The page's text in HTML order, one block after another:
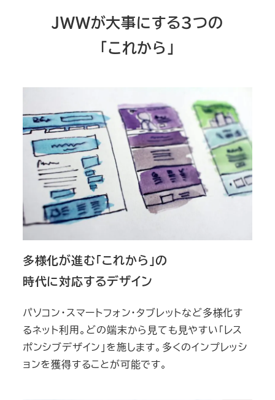
JWWが大事にする3つの
「これから」
多様化が進む 「これから」の
時代に対応するデザイン
パソコン・スマートフォン・タブレットなど多様化す
るネット利用。どの端末から見ても見やすい「レス
ポンシブデザイン」を施します。多くのインプレッシ
ョンを獲得することが可能です。